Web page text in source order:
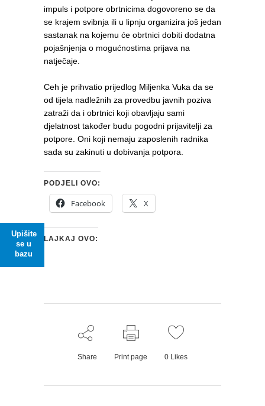
Upišite
se u
bazu
impuls i potpore obrtnicima dogovoreno se da
se krajem svibnja ili u lipnju organizira još jedan
sastanak na kojemu će obrtnici dobiti dodatna
pojašnjenja o mogućnostima prijava na
natječaje.
Ceh je prihvatio prijedlog Miljenka Vuka da se
od tijela nadležnih za provedbu javnih poziva
zatraži da i obrtnici koji obavljaju sami
djelatnost također budu pogodni prijavitelji za
potpore. Oni koji nemaju zaposlenih radnika
sada su zakinuti u dobivanja potpora.
PODJELI OVO:
Facebook X
LAJKAJ OVO:
Share Print page 0 Likes